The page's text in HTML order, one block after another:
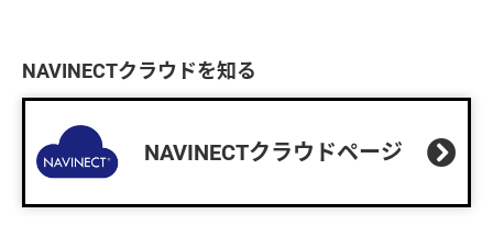
NAVINECTクラウドを知る
NAVINECTクラウドページ